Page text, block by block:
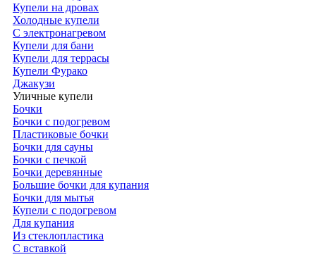
Купели на дровах
Холодные купели
С электронагревом
Купели для бани
Купели для террасы
Купели Фурако
Джакузи
Уличные купели
Бочки
Бочки с подогревом
Пластиковые бочки
Бочки для сауны
Бочки с печкой
Бочки деревянные
Большие бочки для купания
Бочки для мытья
Купели с подогревом
Для купания
Из стеклопластика
С вставкой